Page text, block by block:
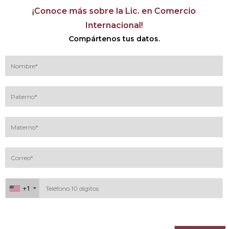
¡Conoce más sobre la Lic. en Comercio
Internacional!
Compártenos tus datos.
+1
+1